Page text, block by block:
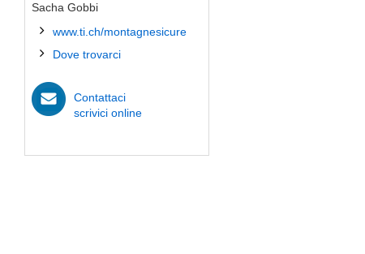
Sacha Gobbi
www.ti.ch/montagnesicure
Dove trovarci
Contattaci
scrivici online